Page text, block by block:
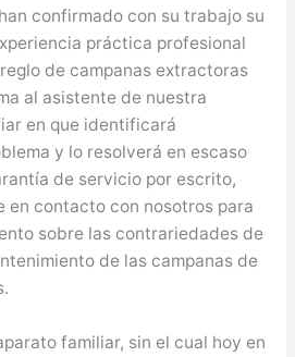
confirmado con su trabajo su
práctica profesional
de campanas extractoras
al asistente de nuestra
en que identificará
y lo resolverá en escaso
de servicio por escrito,
en contacto con nosotros para
sobre las contrariedades de
de las campanas de
familiar, sin el cual hoy en